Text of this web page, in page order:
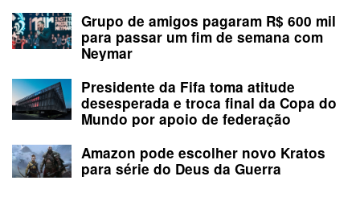
Grupo de amigos pagaram R$ 600 mil
para passar um fim de semana com
Neymar
Presidente da Fifa toma atitude
desesperada e troca final da Copa do
Mundo por apoio de federação
Amazon pode escolher novo Kratos
para série do Deus da Guerra